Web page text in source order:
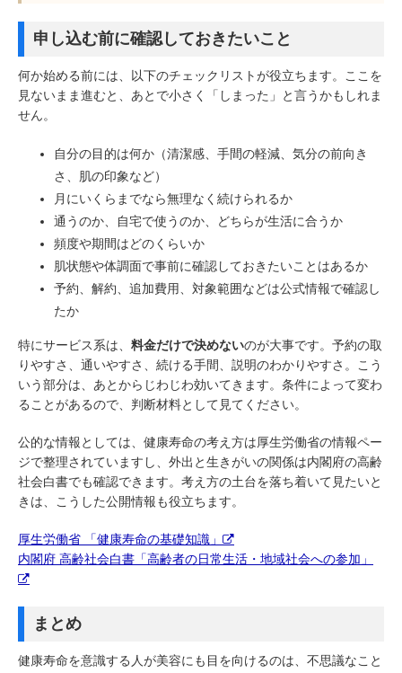
申し込む前に確認しておきたいこと
何か始める前には、以下のチェックリストが役立ちます。ここを
見ないまま進むと、あとで小さく「しまった」と言うかもしれま
せん。
自分の目的は何か（清潔感、手間の軽減、気分の前向き
さ、肌の印象など）
月にいくらまでなら無理なく続けられるか
通うのか、自宅で使うのか、どちらが生活に合うか
頻度や期間はどのくらいか
肌状態や体調面で事前に確認しておきたいことはあるか
予約、解約、追加費用、対象範囲などは公式情報で確認し
たか
特にサービス系は、 料金だけで決めないのが大事です。予約の取
りやすさ、通いやすさ、続ける手間、説明のわかりやすさ。こう
いう部分は、あとからじわじわ効いてきます。条件によって変わ
ることがあるので、判断材料として見てください。
公的な情報としては、健康寿命の考え方は厚生労働省の情報ペー
ジで整理されていますし、外出と生きがいの関係は内閣府の高齢
社会白書でも確認できます。考え方の土台を落ち着いて見たいと
きは、こうした公開情報も役立ちます。
厚生労働省 「健康寿命の基礎知識」
内閣府 高齢社会白書「高齢者の日常生活・地域社会への参加」
まとめ
健康寿命を意識する人が美容にも目を向けるのは、不思議なこと